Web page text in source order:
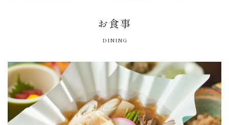
お食事
DINING